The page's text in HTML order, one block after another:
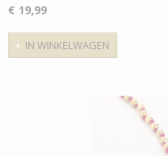
€ 19,99
IN WINKELWAGEN